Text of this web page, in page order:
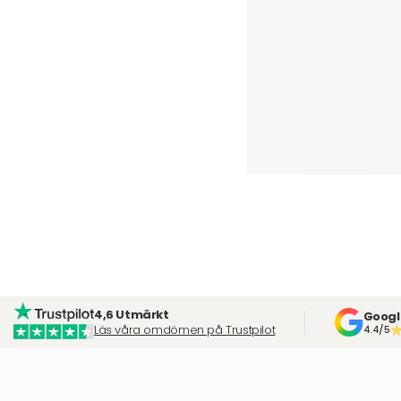
4,6 Utmärkt
Läs våra omdömen på Trustpilot
4.4/5